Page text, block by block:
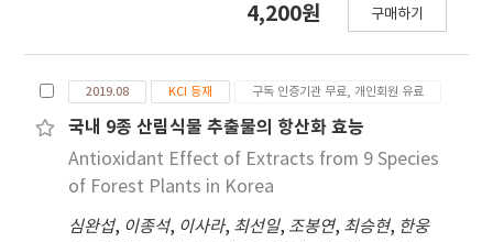
98.43-100.73%, 99.56-101.45%로 나타났고
과 palmatine의 검출한계는 각각 0.32 μg/mL, 0.35
μg/mL 로 확인되었고 정량한계는 0.97 μg/mL, 1.06
μg/mL로 확인되었다. 분석법 검증결과, 확립된 분석
법은 특이성, 직 선성, 정밀성, 정확성, 검출한계 및
다. 항산화 활성은 FRAP 활성, reducing power 및
nutritional components and antioxidant
fructose in BJJ were 0.29±0.02 g/100 g and
0.10±0.00 g/100 g, respectively. The major
fatty acids were palmitic acid, octadecenoic
acid and stearic acid. The palmitic acid was
major minerals were identified as Ca, P, K, Mg
4,200원 구매하기
2019.08 KCI 등재 구독 인증기관 무료, 개인회원 유료
국내 9종 산림식물 추출물의 항산화 효능
Antioxidant Effect of Extracts from 9 Species
of Forest Plants in Korea
심완섭, 이종석, 이사라, 최선일, 조봉연, 최승현, 한웅